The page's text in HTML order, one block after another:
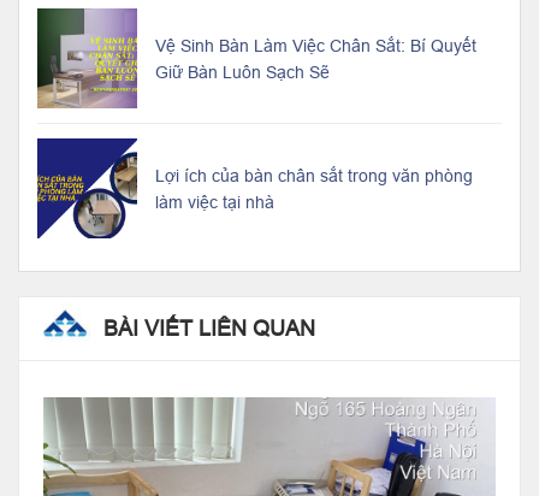
Vệ Sinh Bàn Làm Việc Chân Sắt: Bí Quyết
Giữ Bàn Luôn Sạch Sẽ
Lợi ích của bàn chân sắt trong văn phòng
làm việc tại nhà
BÀI VIẾT LIÊN QUAN